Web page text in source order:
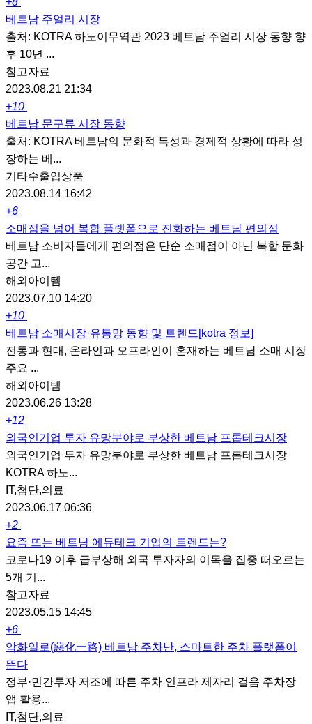
베트남 주얼리 시장
출처: KOTRA 하노이무역관 2023 베트남 주얼리 시장 동향 향
후 10년 ...
참고자료
2023.08.21 21:34
+10
베트남 문구류 시장 동향
출처: KOTRA 베트남의 문화적 특성과 경제적 상황에 따라 성
장하는 베...
기타수출입상품
2023.08.14 16:42
+6
소매점을 넘어 복합 플랫폼으로 진화하는 베트남 편의점
베트남 소비자들에게 편의점은 단순 소매점이 아닌 복합 문화
공간 고...
해외아이템
2023.07.10 14:20
+10
베트남 소매시장·유통망 동향 및 트렌드[kotra 정보]
전통과 현대, 온라인과 오프라인이 혼재하는 베트남 소매 시장
주요 ...
해외아이템
2023.06.26 13:28
+12
외국인기업 투자 유망분야로 부상한 베트남 프롭테크시장
외국인기업 투자 유망분야로 부상한 베트남 프롭테크시장
KOTRA 하노...
IT,첨단,의료
2023.06.17 06:36
+2
요즘 뜨는 베트남 에듀테크 기업의 트렌드는?
코로나19 이후 급부상해 외국 투자자의 이목을 집중 떠오르는
5개 기...
참고자료
2023.05.15 14:45
+6
악화일로(惡化一路) 베트남 주차난, 스마트한 주차 플랫폼이
뜬다
정부·민간투자 저조에 따른 주차 인프라 제자리 걸음 주차장
앱 활용...
IT,첨단,의료